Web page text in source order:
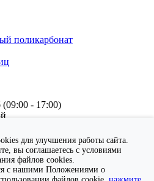
поликарбонат
- 17:00)
Подписаться
персональных данных
для улучшения работы сайта.
вы соглашаетесь с условиями
файлов cookies.
с нашими Положениями о